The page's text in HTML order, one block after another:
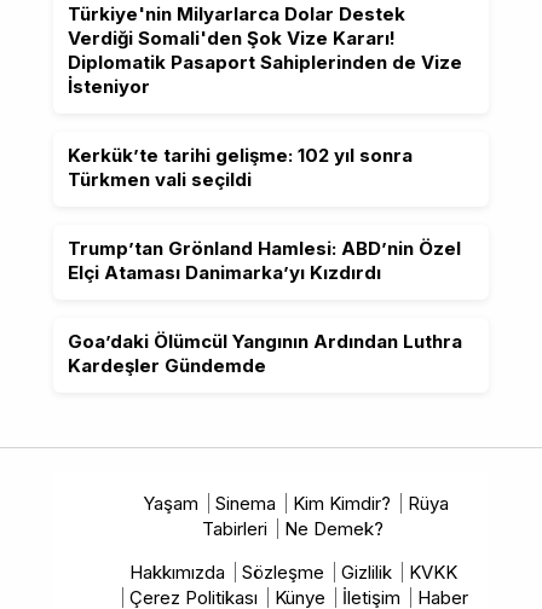
Türkiye'nin Milyarlarca Dolar Destek
Verdiği Somali'den Şok Vize Kararı!
Diplomatik Pasaport Sahiplerinden de Vize
İsteniyor
Kerkük’te tarihi gelişme: 102 yıl sonra
Türkmen vali seçildi
Trump’tan Grönland Hamlesi: ABD’nin Özel
Elçi Ataması Danimarka’yı Kızdırdı
Goa’daki Ölümcül Yangının Ardından Luthra
Kardeşler Gündemde
Yaşam Sinema Kim Kimdir?
Rüya
Tabirleri
Ne Demek?
Hakkımızda
Sözleşme Gizlilik
KVKK
Çerez Politikası
Künye İletişim Haber